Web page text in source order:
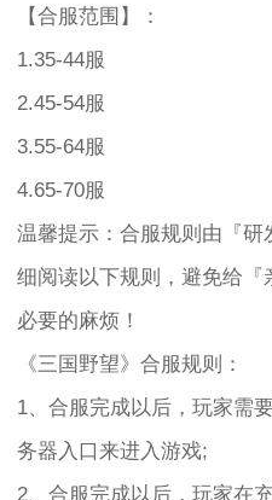
【合服范围】：
1.35-44服
2.45-54服
3.55-64服
4.65-70服
温馨提示：合服规则由『
细阅读以下规则，避免给
必要的麻烦！
《三国野望》合服规则：
1、合服完成以后，玩家需
务器入口来进入游戏;
2、合服完成以后，玩家在